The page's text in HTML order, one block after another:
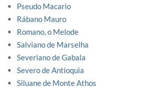
Pseudo Macario
Rábano Mauro
Romano, o Melode
Salviano de Marselha
Severiano de Gabala
Severo de Antioquia
Siluane de Monte Athos